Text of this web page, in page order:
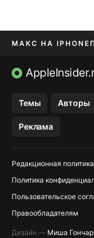
МАКС НА IPHONE
TIKTOK НА IPHONE
Темы Авторы
Реклама
Редакционная политика
Политика
Пользовательское
Правообладателям
Дизайн — Миша